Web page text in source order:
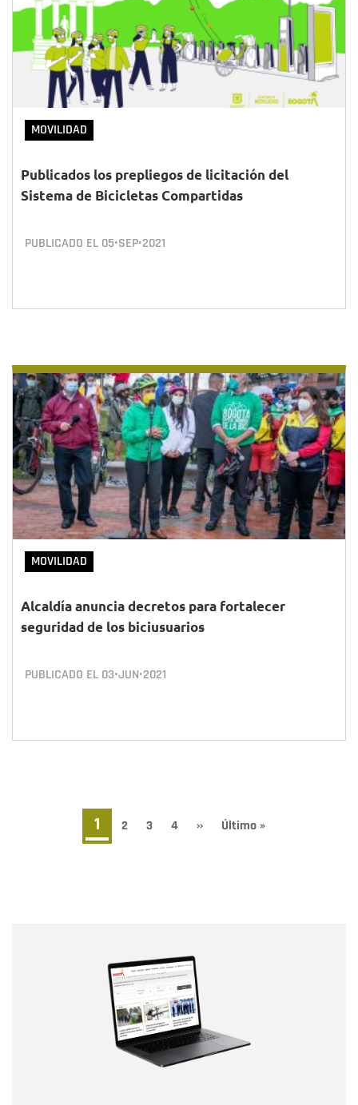
MOVILIDAD
Publicados los prepliegos de licitación del
Sistema de Bicicletas Compartidas
PUBLICADO EL 05•SEP•2021
MOVILIDAD
Alcaldía anuncia decretos para fortalecer
seguridad de los biciusuarios
PUBLICADO EL 03•JUN•2021
Página
actual
1 Page
2 Page
3 Page
4
Siguiente
››
Última
Último »
Correo electrónico
Tipo de comentario